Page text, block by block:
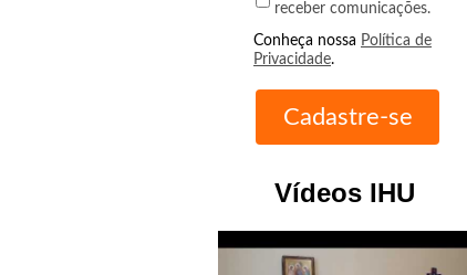
receber comunicações.
Conheça nossa Política de
Privacidade.
Vídeos IHU